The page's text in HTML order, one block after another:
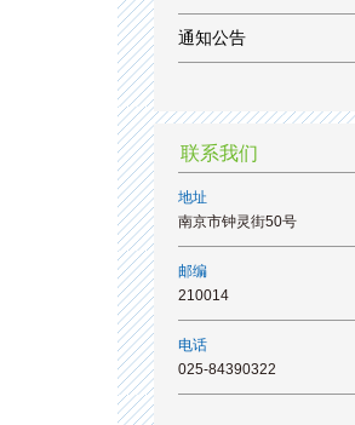
通知公告
联系我们
地址
南京市钟灵街50号
邮编
210014
电话
025-84390322